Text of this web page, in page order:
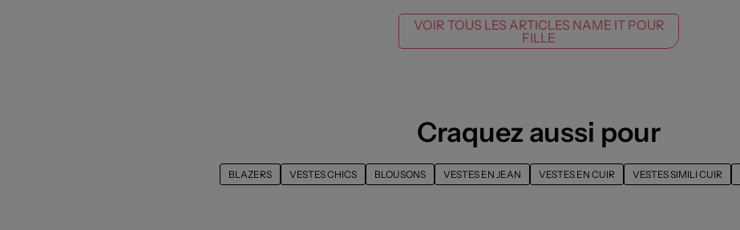
VOIR TOUS LES ARTICLES NAME IT POUR
FILLE
Craquez aussi pour
BLAZERS VESTES CHICS BLOUSONS VESTES EN JEAN VESTES EN CUIR VESTES SIMILI CUIR